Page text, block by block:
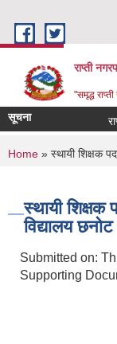
राप्ती
"समृद्ध
सूचना
You are
Home » स्थायी शिक्षक
स्थायी शिक्षक
विद्यालय
Submitted on:
Supporting